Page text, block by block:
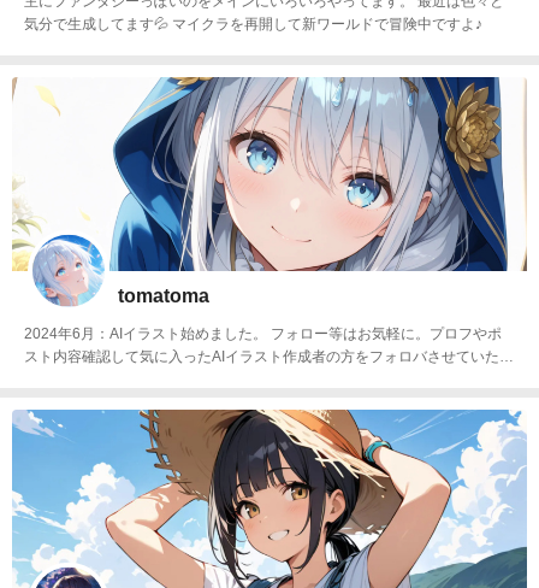
気分で生成してます💦 マイクラを再開して新ワールドで冒険中ですよ♪
tomatoma
2024年6月：AIイラスト始めました。 フォロー等はお気軽に。プロフやポ
スト内容確認して気に入ったAIイラスト作成者の方をフォロバさせていただ